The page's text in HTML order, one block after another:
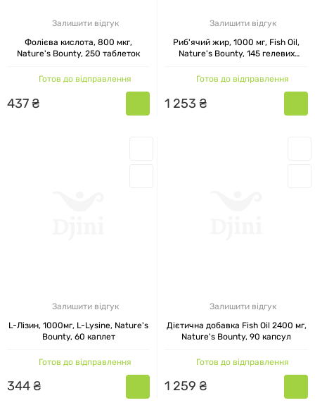
Залишити відгук
Фолієва кислота, 800 мкг,
Nature's Bounty, 250 таблеток
Готов до відправлення
437₴
Залишити відгук
Риб'ячий жир, 1000 мг, Fish Oil,
Nature's Bounty, 145 гелевих
Готов до відправлення
1 253 ₴
Залишити відгук
L-Лізин, 1000мг, L-Lysine, Nature's
Bounty, 60 каплет
Готов до відправлення
344₴
Залишити відгук
Дієтична добавка Fish Oil 2400 мг,
Nature's Bounty, 90 капсул
Готов до відправлення
1 259 ₴